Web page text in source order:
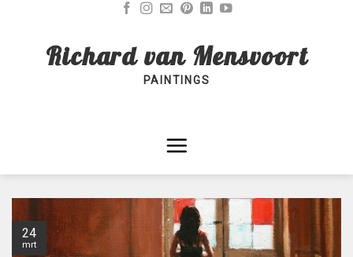
Richard van Mensvoort
PAINTINGS
24
mrt